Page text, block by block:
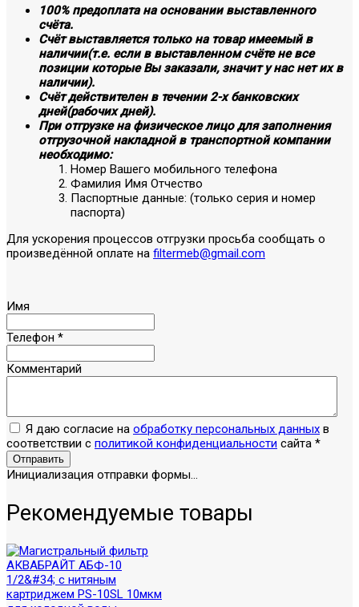
100% предоплата на основании выставленного
счёта.
Счёт выставляется только на товар имеемый в
наличии(т.е. если в выставленном счёте не все
позиции которые Вы заказали, значит у нас нет их в
наличии).
Счёт действителен в течении 2-х банковских
дней(рабочих дней).
При отгрузке на физическое лицо для заполнения
отгрузочной накладной в транспортной компании
необходимо:
Номер Вашего мобильного телефона
Фамилия Имя Отчество
Паспортные данные: (только серия и номер
паспорта)
Для ускорения процессов отгрузки просьба сообщать о
произведённой оплате на filtermeb@gmail.com
Имя
Телефон *
Комментарий
Я даю согласие на обработку персональных данных в
соответствии с политикой конфиденциальности сайта *
Отправить
Инициализация отправки формы...
Рекомендуемые товары